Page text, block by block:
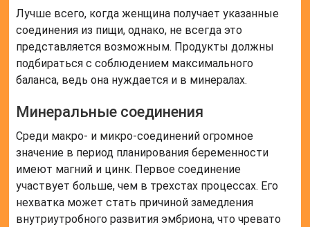
Лучше всего, когда женщина получает указанные
соединения из пищи, однако, не всегда это
представляется возможным. Продукты должны
подбираться с соблюдением максимального
баланса, ведь она нуждается и в минералах.
Минеральные соединения
Среди макро- и микро-соединений огромное
значение в период планирования беременности
имеют магний и цинк. Первое соединение
участвует больше, чем в трехстах процессах. Его
нехватка может стать причиной замедления
внутриутробного развития эмбриона, что чревато